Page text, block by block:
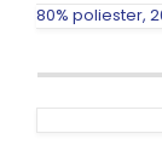
80% poliester,